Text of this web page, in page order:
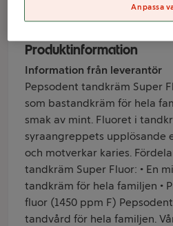
Produktinformation
Information från leverantör
Pepsodent tandkräm Super
som bastandkräm för hela
smak av mint. Fluoret i
syraangreppets upplösande
och motverkar karies.
tandkräm Super Fluor: • En
tandkräm för hela familjen •
fluor (1450 ppm F)
tandvård för hela familjen.
Anpassa